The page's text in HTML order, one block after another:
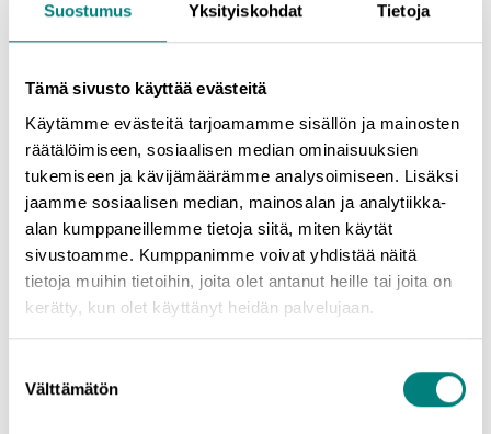
Suostumus Yksityiskohdat Tietoja
Tämä sivusto käyttää evästeitä
Käytämme evästeitä tarjoamamme sisällön ja mainosten
räätälöimiseen, sosiaalisen median ominaisuuksien
tukemiseen ja kävijämäärämme analysoimiseen. Lisäksi
jaamme sosiaalisen median, mainosalan ja analytiikka-
alan kumppaneillemme tietoja siitä, miten käytät
sivustoamme. Kumppanimme voivat yhdistää näitä
tietoja muihin tietoihin, joita olet antanut heille tai joita on
kerätty, kun olet käyttänyt heidän palvelujaan.
valinta
Välttämätön
Työpajat ovat osa Palveluyritykset kriisistä kasvuun ja
Satakunnan Yrittäjät -hanketta, jota rahoittaa Keski-Suomen
Lisätietoja:
Marja Suonvieri
044 323 5194
marja.suonvieri@prizz.fi
Ronja Niemi
040 417 5333
ronja.niemi@prizz.fi